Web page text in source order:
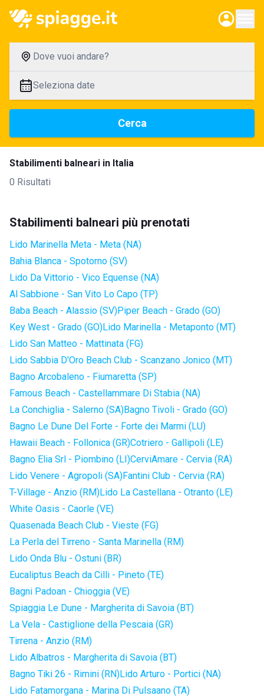
Dove vuoi andare?
Seleziona date
Cerca
Stabilimenti balneari in Italia
0 Risultati
Stabilimenti balneari più prenotati
Lido Marinella Meta - Meta (NA)
Bahia Blanca - Spotorno (SV)
Lido Da Vittorio - Vico Equense (NA)
Al Sabbione - San Vito Lo Capo (TP)
Baba Beach - Alassio (SV)Piper Beach - Grado (GO)
Key West - Grado (GO)Lido Marinella - Metaponto (MT)
Lido San Matteo - Mattinata (FG)
Lido Sabbia D'Oro Beach Club - Scanzano Jonico (MT)
Bagno Arcobaleno - Fiumaretta (SP)
Famous Beach - Castellammare Di Stabia (NA)
La Conchiglia - Salerno (SA)Bagno Tivoli - Grado (GO)
Bagno Le Dune Del Forte - Forte dei Marmi (LU)
Hawaii Beach - Follonica (GR)Cotriero - Gallipoli (LE)
Bagno Elia Srl - Piombino (LI)CerviAmare - Cervia (RA)
Lido Venere - Agropoli (SA)Fantini Club - Cervia (RA)
T-Village - Anzio (RM)Lido La Castellana - Otranto (LE)
White Oasis - Caorle (VE)
Quasenada Beach Club - Vieste (FG)
La Perla del Tirreno - Santa Marinella (RM)
Lido Onda Blu - Ostuni (BR)
Eucaliptus Beach da Cilli - Pineto (TE)
Bagni Padoan - Chioggia (VE)
Spiaggia Le Dune - Margherita di Savoia (BT)
La Vela - Castiglione della Pescaia (GR)
Tirrena - Anzio (RM)
Lido Albatros - Margherita di Savoia (BT)
Bagno Tiki 26 - Rimini (RN)Lido Arturo - Portici (NA)
Lido Fatamorgana - Marina Di Pulsaano (TA)